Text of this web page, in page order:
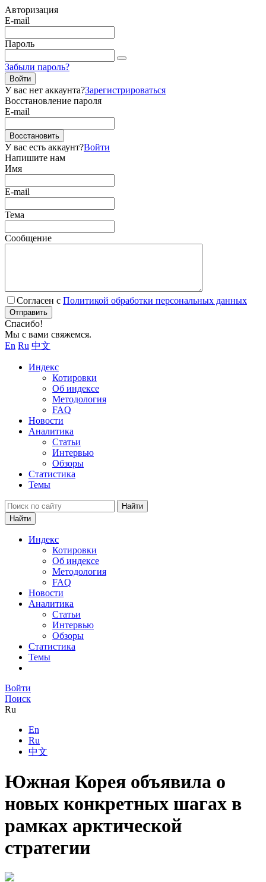
Авторизация
E-mail
Пароль
Забыли пароль?
Войти
У вас нет аккаунта?Зарегистрироваться
Восстановление пароля
E-mail
Восстановить
У вас есть аккаунт?Войти
Напишите нам
Имя
E-mail
Тема
Сообщение
Согласен с Политикой обработки персональных данных
Отправить
Спасибо!
Мы с вами свяжемся.
En Ru 中文
Индекс
Котировки
Об индексе
Методология
FAQ
Новости
Аналитика
Статьи
Интервью
Обзоры
Статистика
Темы
Найти
Найти
Индекс
Котировки
Об индексе
Методология
FAQ
Новости
Аналитика
Статьи
Интервью
Обзоры
Статистика
Темы
Войти
Поиск
Ru
En
Ru
中文
Южная Корея объявила о
новых конкретных шагах в
рамках арктической
стратегии